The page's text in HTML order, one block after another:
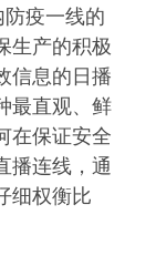
防疫一线的
生产的积极
信息的日播
最直观、鲜
在保证安全
播连线，通
细权衡比